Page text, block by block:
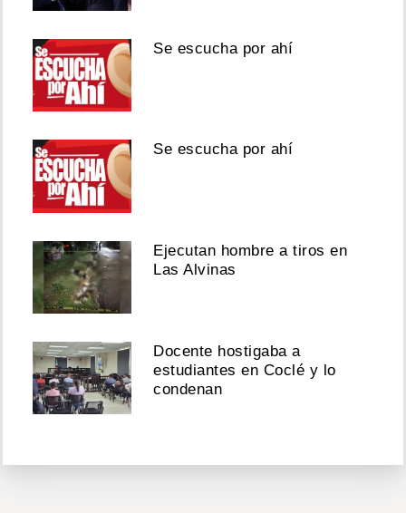
Se escucha por ahí
Se escucha por ahí
Ejecutan hombre a tiros en
Las Alvinas
Docente hostigaba a
estudiantes en Coclé y lo
condenan